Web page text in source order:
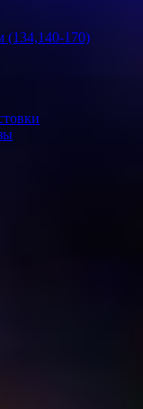
(134,140-170)